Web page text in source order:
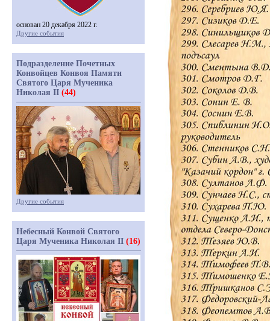
основан 20 декабря 2022 г.
Другие события
Подразделение Почетных
Конвойцев Конвоя Памяти
Святого Царя Мученика
Николая II (44)
Другие события
Небесный Конвой Святого
Царя Мученика Николая II (16)